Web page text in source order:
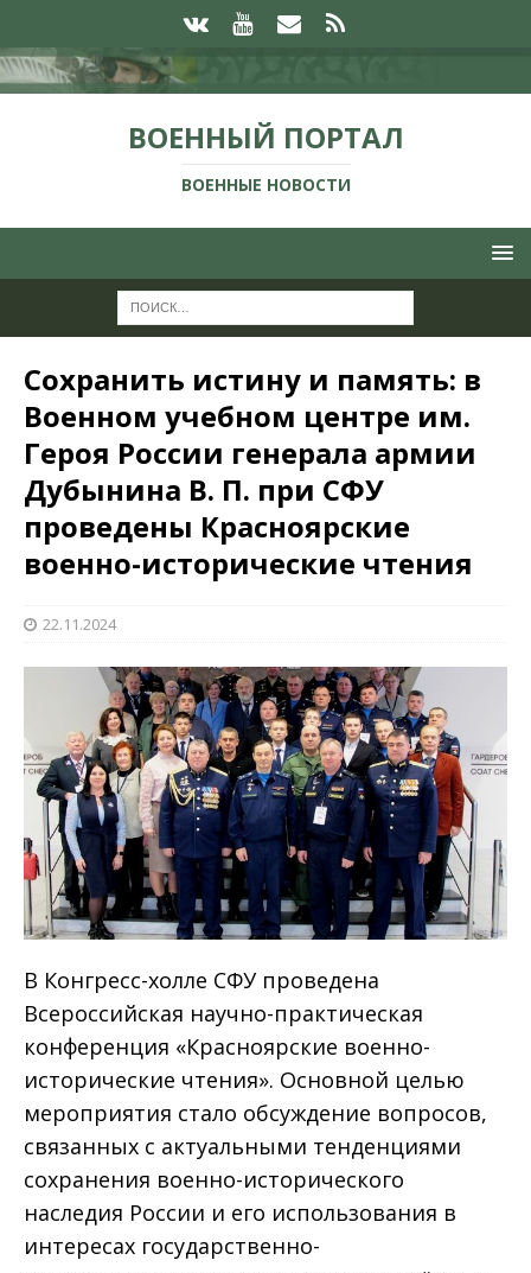
ВОЕННЫЙ ПОРТАЛ
ВОЕННЫЕ НОВОСТИ
Сохранить истину и память: в
Военном учебном центре им.
Героя России генерала армии
Дубынина В. П. при СФУ
проведены Красноярские
военно-исторические чтения
22.11.2024
В Конгресс-холле СФУ проведена
Всероссийская научно-практическая
конференция «Красноярские военно-
исторические чтения». Основной целью
мероприятия стало обсуждение вопросов,
связанных с актуальными тенденциями
сохранения военно-исторического
наследия России и его использования в
интересах государственно-